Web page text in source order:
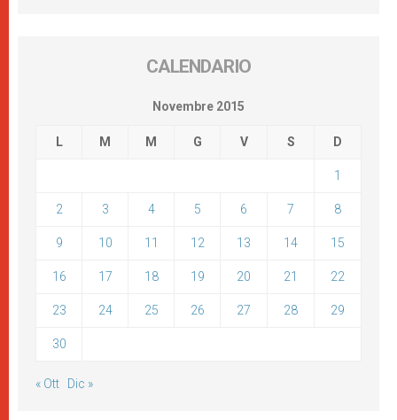
CALENDARIO
Novembre 2015
L M M G V S D
1
2 3 4 5 6 7 8
9 10 11 12 13 14 15
16 17 18 19 20 21 22
23 24 25 26 27 28 29
30
« Ott Dic »